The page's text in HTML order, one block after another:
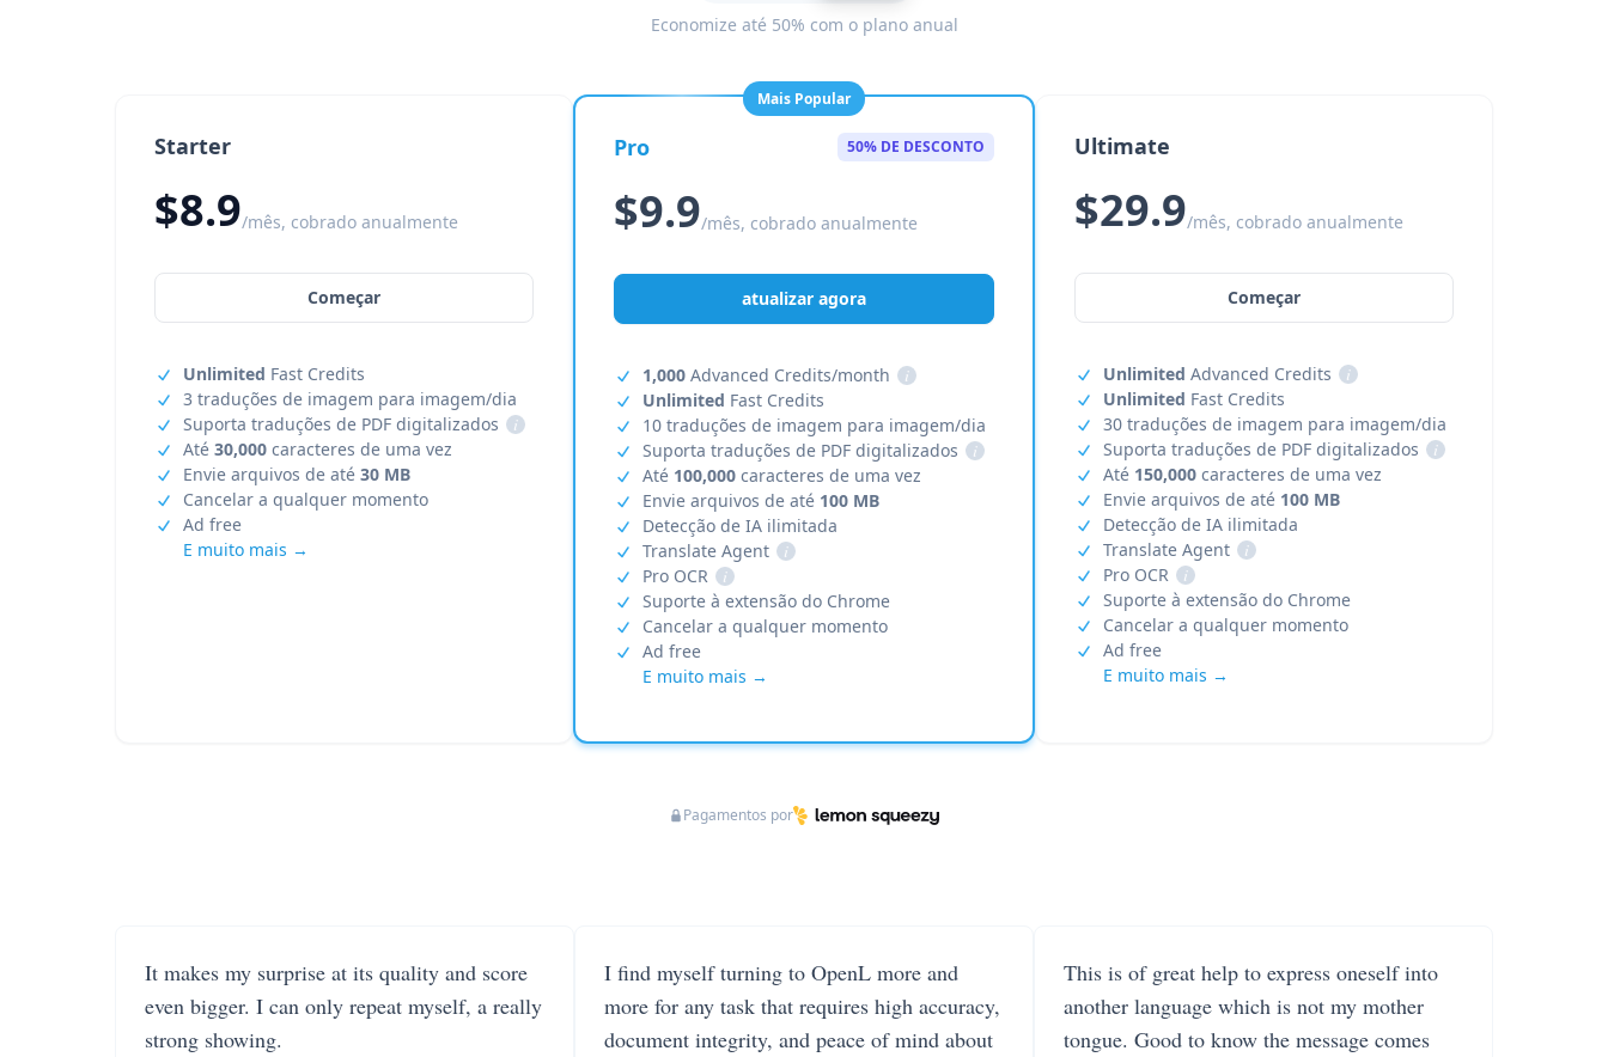
Economize até 50% com o plano anual
Starter
$8.9/mês, cobrado anualmente
Começar
Unlimited Fast Credits
3 traduções de imagem para imagem/dia
Suporta traduções de PDF digitalizados
i
Até 30,000 caracteres de uma vez
Envie arquivos de até 30 MB
Cancelar a qualquer momento
Ad free
E muito mais →
Mais Popular
Pro 50% DE DESCONTO
$9.9/mês, cobrado anualmente
atualizar agora
1,000 Advanced Credits/month
i
Unlimited Fast Credits
10 traduções de imagem para imagem/dia
Suporta traduções de PDF digitalizados
i
Até 100,000 caracteres de uma vez
Envie arquivos de até 100 MB
Detecção de IA ilimitada
Translate Agent
i
Pro OCR
i
Suporte à extensão do Chrome
Cancelar a qualquer momento
Ad free
E muito mais →
Ultimate
$29.9/mês, cobrado anualmente
Começar
Unlimited Advanced Credits
i
Unlimited Fast Credits
30 traduções de imagem para imagem/dia
Suporta traduções de PDF digitalizados
i
Até 150,000caracteres de uma vez
Envie arquivos de até 100 MB
Detecção de IA ilimitada
Translate Agent
i
Pro OCR
i
Suporte à extensão do Chrome
Cancelar a qualquer momento
Ad free
E muito mais →
Pagamentos por
It makes my surprise at its quality and score
even bigger. I can only repeat myself, a really
strong showing.
I find myself turning to OpenL more and
more for any task that requires high accuracy,
document integrity, and peace of mind about
This is of great help to express oneself into
another language which is not my mother
tongue. Good to know the message comes